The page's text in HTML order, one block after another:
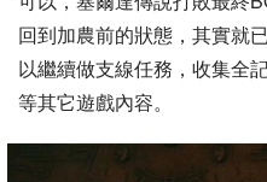
回到加農前的狀態，其實就
以繼續做支線任務，收集全
等其它遊戲內容。